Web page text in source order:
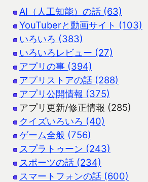
AI（人工知能）の話 (63)
YouTuberと動画サイト (103)
いろいろ (383)
いろいろレビュー (27)
アプリの事 (394)
アプリストアの話 (288)
アプリ公開情報 (375)
アプリ更新/修正情報 (285)
クイズいろいろ (40)
ゲーム全般 (756)
スプラトゥーン (243)
スポーツの話 (234)
スマートフォンの話 (600)